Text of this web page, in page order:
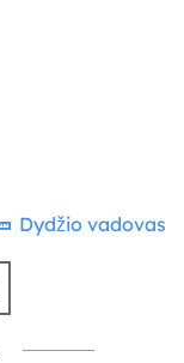
Dydžio vadovas